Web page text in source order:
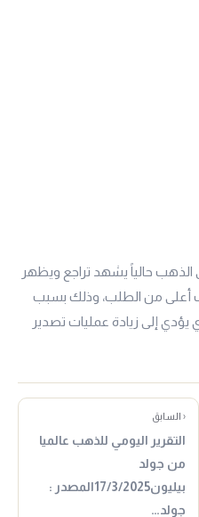
الذهب حالياً يشهد تراجع ويظهر
من الطلب، وذلك بسبب
يؤدي إلى زيادة عمليات تصدير
‹ السابق
التقرير اليومي للذهب عالميا
من جولد
بيليون17/3/2025المصدر :
جولد…